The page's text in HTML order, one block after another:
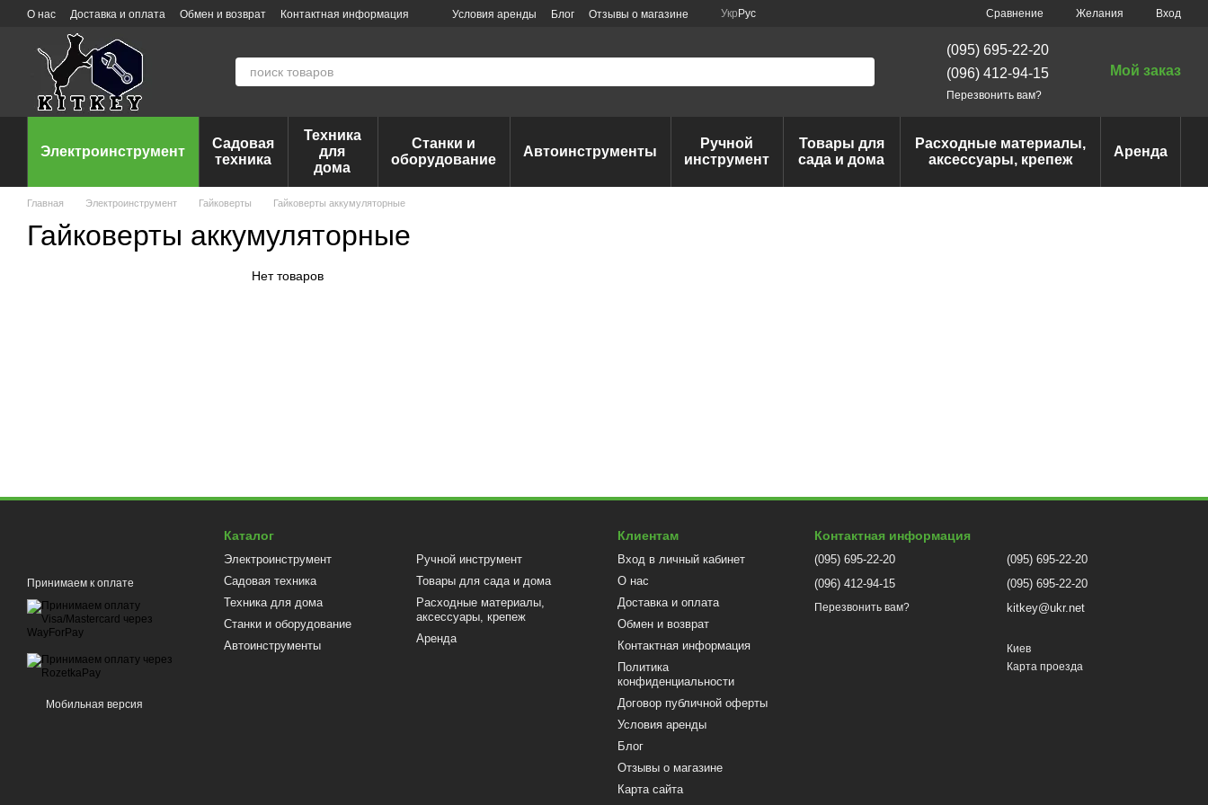
Перейти к основному контенту
О нас Доставка и оплата Обмен и возврат Контактная информация Условия аренды Блог Отзывы о магазине Укр Рус Сравнение Желания Вход
(095) 695-22-20
(096) 412-94-15
Перезвонить вам?
Мой заказ
Электроинструмент
Садовая
техника
Техника
для
дома
Станки и
оборудование
Автоинструменты
Ручной
инструмент
Товары для
сада и дома
Расходные материалы,
аксессуары, крепеж
Аренда
Главная Электроинструмент Гайковерты Гайковерты аккумуляторные
Гайковерты аккумуляторные
Нет товаров
Принимаем к оплате
Мобильная версия
Каталог
Электроинструмент
Садовая техника
Техника для дома
Станки и оборудование
Автоинструменты
Ручной инструмент
Товары для сада и дома
Расходные материалы,
аксессуары, крепеж
Аренда
Клиентам
Вход в личный кабинет
О нас
Доставка и оплата
Обмен и возврат
Контактная информация
Политика
конфиденциальности
Договор публичной оферты
Условия аренды
Блог
Отзывы о магазине
Карта сайта
Контактная информация
(095) 695-22-20
(096) 412-94-15
Перезвонить вам?
(095) 695-22-20
(095) 695-22-20
kitkey@ukr.net
Киев
Карта проезда